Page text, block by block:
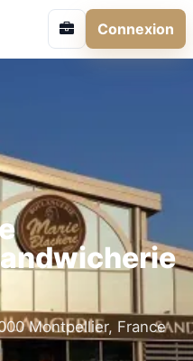
Connexion
Montpellier, France